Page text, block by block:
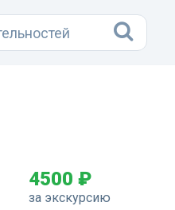
4500 ₽
за экскурсию